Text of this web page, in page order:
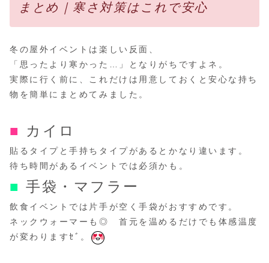
まとめ｜寒さ対策はこれで安心
冬の屋外イベントは楽しい反面、
「思ったより寒かった…」となりがちですよネ。
実際に行く前に、これだけは用意しておくと安心な持ち
物を簡単にまとめてみました。
■ カイロ
貼るタイプと手持ちタイプがあるとかなり違います。
待ち時間があるイベントでは必須かも。
■ 手袋・マフラー
飲食イベントでは片手が空く手袋がおすすめです。
ネックウォーマーも◎ 首元を温めるだけでも体感温度
が変わりますｾﾞ。